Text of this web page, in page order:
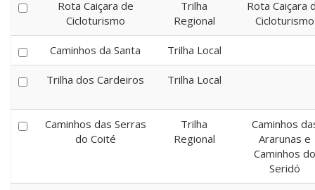
Rota Caiçara de
Cicloturismo
Trilha
Regional
Rota Caiçara
Cicloturismo
Caminhos da Santa Trilha Local
Trilha dos Cardeiros Trilha Local
Caminhos das Serras
do Coité
Trilha
Regional
Caminhos
Ararunas e
Caminhos do
Seridó